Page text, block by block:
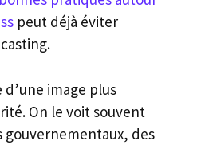
peut déjà éviter
image plus
On le voit souvent
gouvernementaux, des